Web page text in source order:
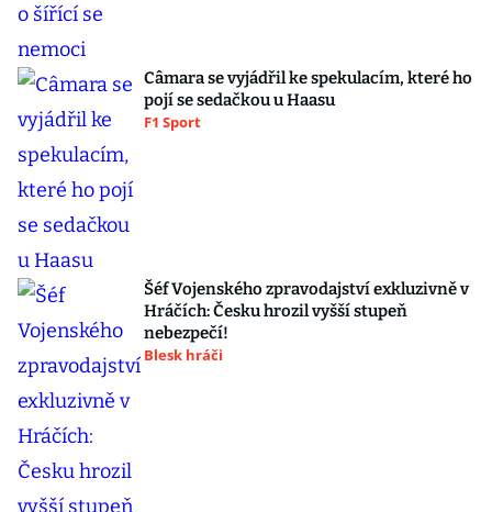
Câmara se vyjádřil ke spekulacím, které ho
pojí se sedačkou u Haasu
F1 Sport
Šéf Vojenského zpravodajství exkluzivně v
Hráčích: Česku hrozil vyšší stupeň
nebezpečí!
Blesk hráči